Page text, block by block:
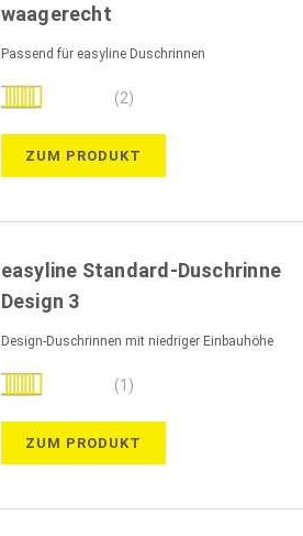
waagerecht
Passend für easyline Duschrinnen
Bewertung: (2)
ZUM PRODUKT
easyline Standard-Duschrinne
Design 3
Design-Duschrinnen mit niedriger Einbauhöhe
Bewertung: (1)
ZUM PRODUKT